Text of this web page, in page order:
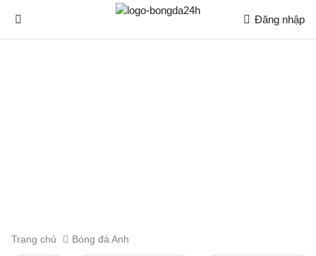
Đăng nhập
Trang chủ Bóng đá Anh